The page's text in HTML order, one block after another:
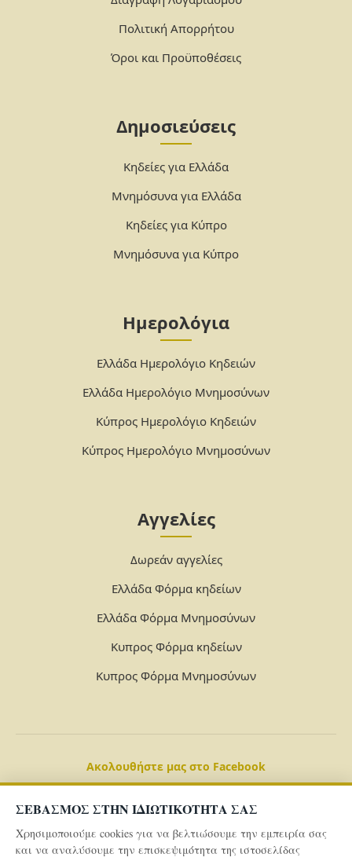
ΣΕΒΑΣΜΟΣ ΣΤΗΝ ΙΔΙΩΤΙΚΟΤΗΤΑ ΣΑΣ
Χρησιμοποιούμε cookies για να βελτιώσουμε την εμπειρία σας
και να αναλύσουμε την επισκεψιμότητα της ιστοσελίδας
Πολιτική Απορρήτου
Όροι και Προϋποθέσεις
Δημοσιεύσεις
Κηδείες για Ελλάδα
Μνημόσυνα για Ελλάδα
Κηδείες για Κύπρο
Μνημόσυνα για Κύπρο
Ημερολόγια
Ελλάδα Ημερολόγιο Κηδειών
Ελλάδα Ημερολόγιο Μνημοσύνων
Κύπρος Ημερολόγιο Κηδειών
Κύπρος Ημερολόγιο Μνημοσύνων
Αγγελίες
Δωρεάν αγγελίες
Ελλάδα Φόρμα κηδείων
Ελλάδα Φόρμα Μνημοσύνων
Κυπρος Φόρμα κηδείων
Κυπρος Φόρμα Μνημοσύνων
Ακολουθήστε μας στο Facebook